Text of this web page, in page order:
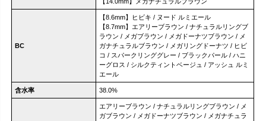
BC
【8.6mm】ヒビキ / ヌード ルミエール
【8.7mm】エアリーブラウン / ナチュラルリングブ
ラウン / メガブラウン / メガドーナツブラウン / メ
ガナチュラルブラウン / メガリングドーナツ / ヒビ
コ / スパークリンググレー / ブラックパール / ハニ
ーグロス / シルクティントベージュ / アッシュ ルミ
エール
含水率 38.0%
エアリーブラウン / ナチュラルリングブラウン / メ
ガブラウン / メガドーナツブラウン / メガナチュラ